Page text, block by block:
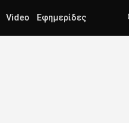
Video Εφημερίδες